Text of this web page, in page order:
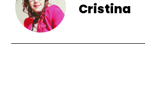
Cristina